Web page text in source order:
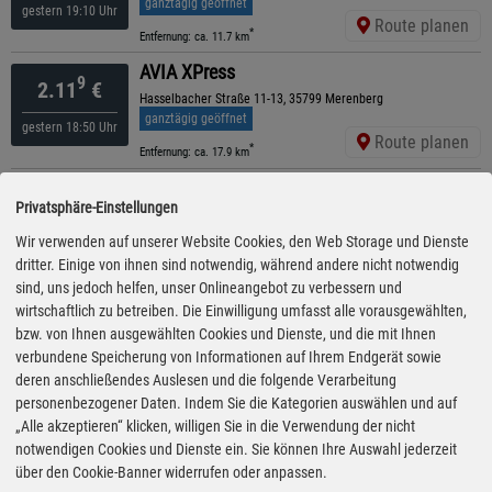
gestern 19:10 Uhr
ganztägig geöffnet
Entfernung: ca. 11.7 km* Route planen
2.119 €
gestern 18:50 Uhr
AVIA XPress
Hasselbacher Straße 11-13, 35799 Merenberg
ganztägig geöffnet
Entfernung: ca. 17.9 km* Route planen
2.149€
gestern 17:10 Uhr
B 49/Nordseite, 65614 Beselich
ganztägig geöffnet
Entfernung: ca. 17.3 km* Route planen
2.149€
gestern 17:10 Uhr
ARAL
An Der B 49 Südseite, 65614 Beselich
ganztägig geöffnet
Entfernung: ca. 17.4 km* Route planen
2.169€
gestern 16:10 Uhr
BFT Tankstelle
Weilburger Str. 17, 35767 Breitscheid-Rabenscheid
ganztägig geöffnet
Privatsphäre-Einstellungen
Wir verwenden auf unserer Website Cookies, den Web Storage und Dienste
dritter. Einige von ihnen sind notwendig, während andere nicht notwendig
sind, uns jedoch helfen, unser Onlineangebot zu verbessern und
wirtschaftlich zu betreiben. Die Einwilligung umfasst alle vorausgewählten,
bzw. von Ihnen ausgewählten Cookies und Dienste, und die mit Ihnen
verbundene Speicherung von Informationen auf Ihrem Endgerät sowie
deren anschließendes Auslesen und die folgende Verarbeitung
personenbezogener Daten. Indem Sie die Kategorien auswählen und auf
„Alle akzeptieren“ klicken, willigen Sie in die Verwendung der nicht
notwendigen Cookies und Dienste ein. Sie können Ihre Auswahl jederzeit
über den Cookie-Banner widerrufen oder anpassen.